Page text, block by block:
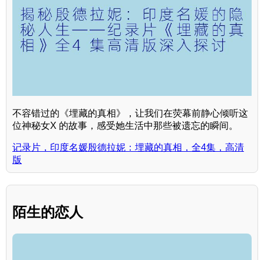
不容错过的《埋藏的真相》，让我们在荧幕前静心倾听这
位神秘女X 的故事，感受她生活中那些被遗忘的瞬间。
记录片，印度名媛殷德拉妮：埋藏的真相，全4集，高清
版
陌生的恋人